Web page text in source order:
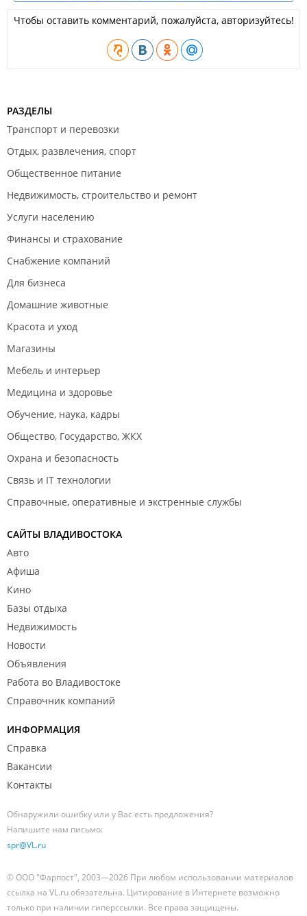
Чтобы оставить комментарий, пожалуйста, авторизуйтесь!
РАЗДЕЛЫ
Транспорт и перевозки
Отдых, развлечения, спорт
Общественное питание
Недвижимость, строительство и ремонт
Услуги населению
Финансы и страхование
Снабжение компаний
Для бизнеса
Домашние животные
Красота и уход
Магазины
Мебель и интерьер
Медицина и здоровье
Обучение, наука, кадры
Общество, Государство, ЖКХ
Охрана и безопасность
Связь и IT технологии
Справочные, оперативные и экстренные службы
САЙТЫ ВЛАДИВОСТОКА
Авто
Афиша
Кино
Базы отдыха
Недвижимость
Новости
Объявления
Работа во Владивостоке
Справочник компаний
ИНФОРМАЦИЯ
Справка
Вакансии
Контакты
Обнаружили ошибку или у Вас есть предложения?
Напишите нам письмо:
spr@VL.ru
© ООО "Фарпост", 2003—2026 При любом использовании материалов
ссылка на VL.ru обязательна. Цитирование в Интернете возможно
только при наличии гиперссылки. Все права защищены.